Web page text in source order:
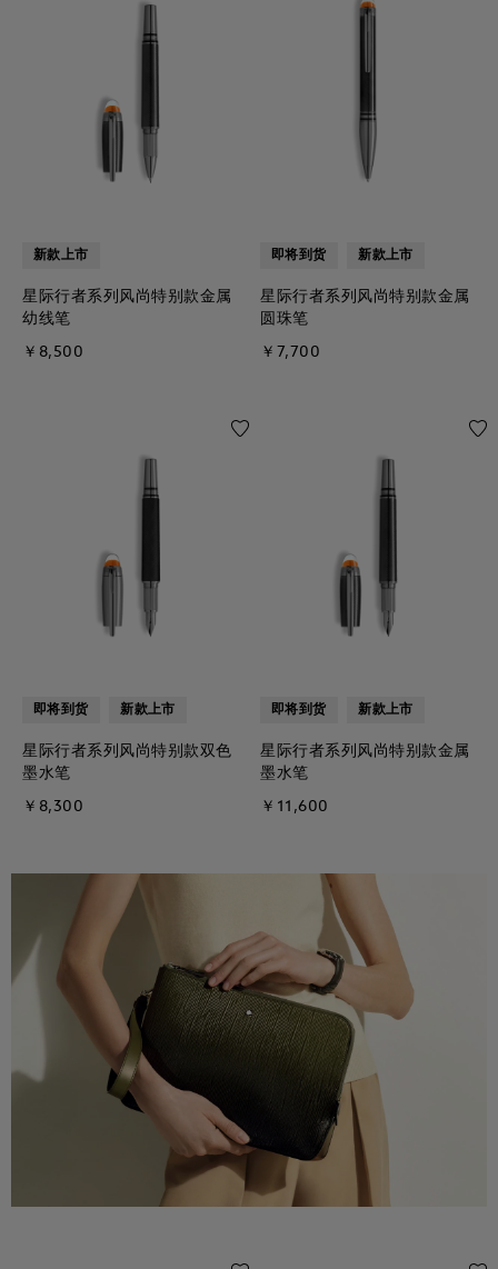
新款上市
星际行者系列风尚特别款金属
幼线笔
￥8,500
即将到货 新款上市
星际行者系列风尚特别款金属
圆珠笔
￥7,700
即将到货 新款上市
星际行者系列风尚特别款双色
墨水笔
￥8,300
即将到货 新款上市
星际行者系列风尚特别款金属
墨水笔
￥11,600